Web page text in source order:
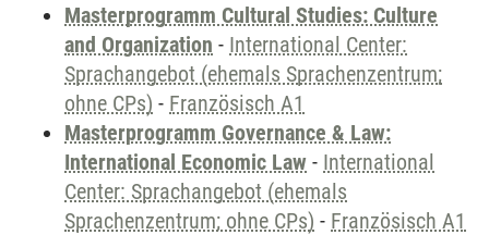
Masterprogramm Cultural Studies: Culture
and Organization - International Center:
Sprachangebot (ehemals Sprachenzentrum;
ohne CPs) - Französisch A1
Masterprogramm Governance & Law:
International Economic Law - International
Center: Sprachangebot (ehemals
Sprachenzentrum; ohne CPs) - Französisch A1